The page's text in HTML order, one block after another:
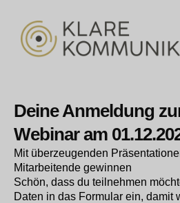
Deine Anmeldung
Webinar am
Mit überzeugenden
Mitarbeitende gewinnen
Schön, dass du teilnehmen
Daten in das Formular ein, damit